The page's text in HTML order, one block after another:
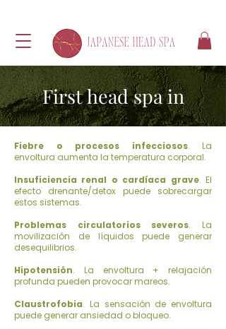
First head spa in
Fiebre o procesos infecciosos. La
envoltura aumenta la temperatura corporal.
Insuficiencia renal o cardíaca grave. El
efecto drenante/detox puede sobrecargar
estos sistemas.
Problemas circulatorios severos. La
movilización de líquidos puede generar
desequilibrios.
Hipotensión. La envoltura + relajación
profunda pueden provocar mareos.
Claustrofobia. La sensación de envoltura
puede generar ansiedad o bloqueo.